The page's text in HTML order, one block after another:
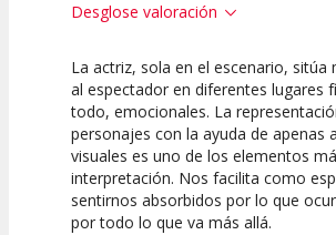
Desglose valoración
10
Calidad del
Espectáculo
10
Puesta en
Escena
10
artística
La actriz, sola en el escenario, sitúa
al espectador en diferentes lugares
todo, emocionales. La
personajes con la ayuda de apenas
visuales es uno de los elementos
interpretación. Nos facilita como
sentirnos absorbidos por lo que
por todo lo que va más allá.